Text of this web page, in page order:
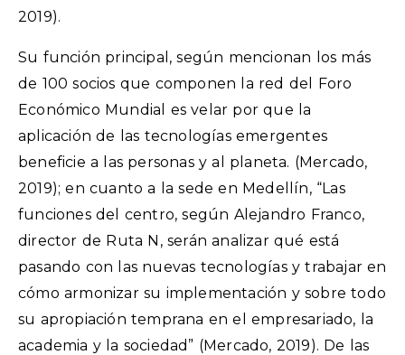
2019).
Su función principal, según mencionan los más
de 100 socios que componen la red del Foro
Económico Mundial es velar por que la
aplicación de las tecnologías emergentes
beneficie a las personas y al planeta. (Mercado,
2019); en cuanto a la sede en Medellín, “Las
funciones del centro, según Alejandro Franco,
director de Ruta N, serán analizar qué está
pasando con las nuevas tecnologías y trabajar en
cómo armonizar su implementación y sobre todo
su apropiación temprana en el empresariado, la
academia y la sociedad” (Mercado, 2019). De las